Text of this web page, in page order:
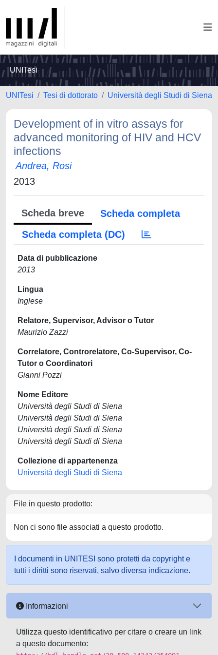
UNITesi
UNITesi Tesi di dottorato Università degli Studi di Siena
Development of in vitro assays for
advanced monitoring of HIV and HCV
infections
Andrea, Rosi
2013
Scheda breve
Scheda completa
Scheda completa (DC)
Data di pubblicazione
2013
Lingua
Inglese
Relatore, Supervisor, Advisor o Tutor
Maurizio Zazzi
Correlatore, Controrelatore, Co-Supervisor, Co-
Tutor o Coordinatori
Gianni Pozzi
Nome Editore
Università degli Studi di Siena
Università degli Studi di Siena
Università degli Studi di Siena
Università degli Studi di Siena
Collezione di appartenenza
Università degli Studi di Siena
File in questo prodotto:
Non ci sono file associati a questo prodotto.
I documenti in UNITESI sono protetti da copyright e
tutti i diritti sono riservati, salvo diversa indicazione.
Informazioni
Utilizza questo identificativo per citare o creare un link
a questo documento: